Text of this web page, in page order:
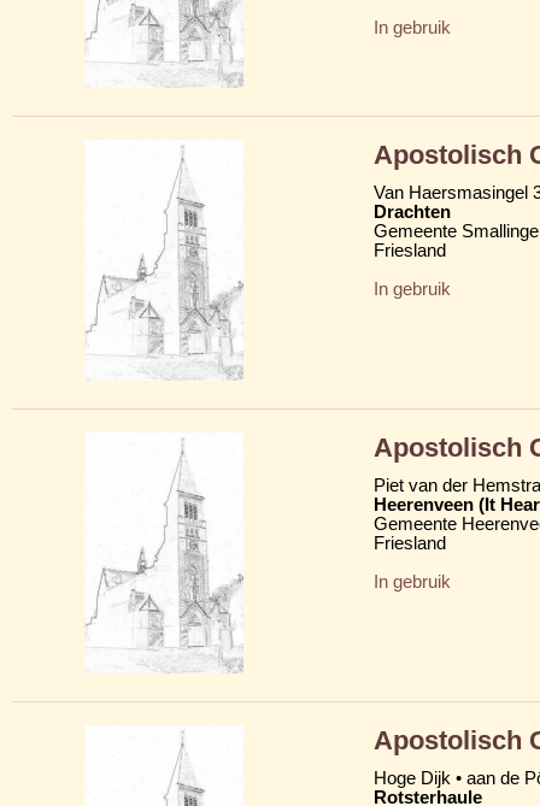
In gebruik
Apostolisch
Van Haersmasingel
Drachten
Gemeente
Friesland
In gebruik
Apostolisch
Piet van der
Heerenveen (It
Gemeente
Friesland
In gebruik
Apostolisch
Hoge Dijk • aan de
Rotsterhaule